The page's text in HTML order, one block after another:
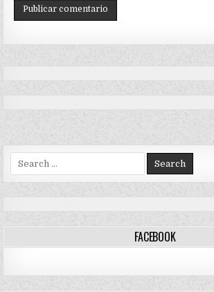
Search
for:
FACEBOOK